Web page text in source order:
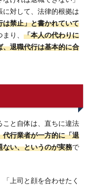
に対して、法律的根拠は
は禁止」と書かれていて
り、 「本人の代わりに
退職代行は基本的に合
と自体は、直ちに違法
行業者が一方的に「退
ない、というのが実務で
上司と顔を合わせたく